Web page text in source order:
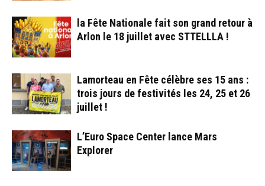
la Fête Nationale fait son grand retour à
Arlon le 18 juillet avec STTELLLA !
Lamorteau en Fête célèbre ses 15 ans :
trois jours de festivités les 24, 25 et 26
juillet !
L’Euro Space Center lance Mars
Explorer